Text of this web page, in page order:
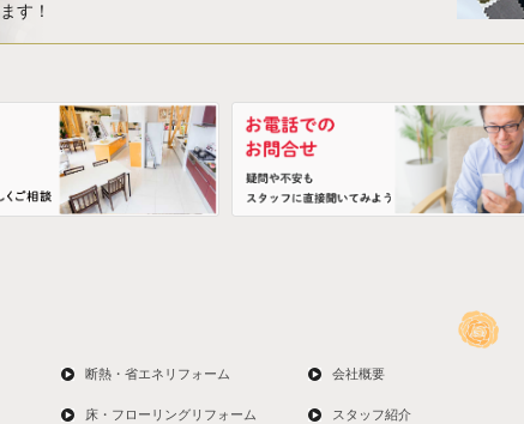
す！
断熱・省エネリフォーム
床・フローリングリフォーム
会社概要
スタッフ紹介